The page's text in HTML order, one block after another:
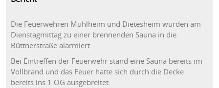
Die Feuerwehren Mühlheim und Dietesheim wurden am
Dienstagmittag zu einer brennenden Sauna in die
Büttnerstraße alarmiert.
Bei Eintreffen der Feuerwehr stand eine Sauna bereits im
Vollbrand und das Feuer hatte sich durch die Decke
bereits ins 1.OG ausgebreitet.